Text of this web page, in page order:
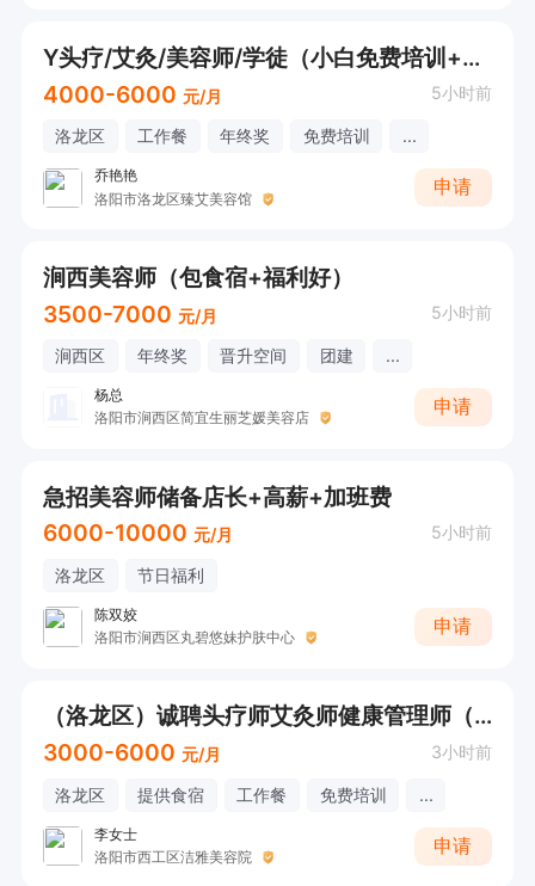
Y头疗/艾灸/美容师/学徒（小白免费培训+早9晚5+宝妈班就近分配）
4000-6000 元/月 5小时前
洛龙区 工作餐 年终奖 免费培训 ...
乔艳艳
洛阳市洛龙区臻艾美容馆
申请
涧西美容师（包食宿+福利好）
3500-7000 元/月 5小时前
涧西区 年终奖 晋升空间 团建 ...
杨总
洛阳市涧西区简宜生丽芝媛美容店
申请
急招美容师储备店长+高薪+加班费
6000-10000 元/月 5小时前
洛龙区 节日福利
陈双姣
洛阳市涧西区丸碧悠妹护肤中心
申请
（洛龙区）诚聘头疗师艾灸师健康管理师（双休学徒）
3000-6000 元/月 3小时前
洛龙区 提供食宿 工作餐 免费培训 ...
李女士
洛阳市西工区洁雅美容院
申请